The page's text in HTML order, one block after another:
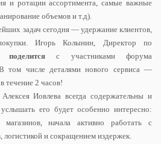
и ротации ассортимента, самые важные
объемов и т.д).
задач сегодня — удержание клиентов,
Игорь Колынин, Директор по
поделитсяс участниками форума
том числе деталями нового сервиса —
течение 2 часов!
Иовлева всегда содержательны и
его будет особенно интересно:
начала активно работать с
логистикой и сокращением издержек.